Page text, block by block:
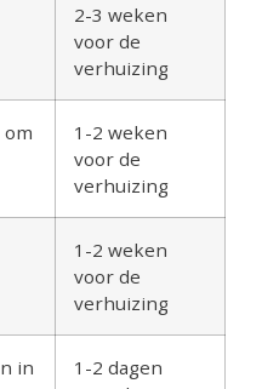
2-3 weken
voor de
verhuizing
1-2 weken
voor de
verhuizing
1-2 weken
voor de
verhuizing
in
1-2 dagen